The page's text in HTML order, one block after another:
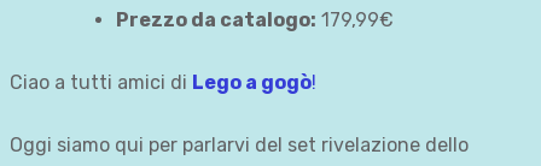
Prezzo da catalogo: 179,99€
Ciao a tutti amici di Lego a gogò!
Oggi siamo qui per parlarvi del set rivelazione dello